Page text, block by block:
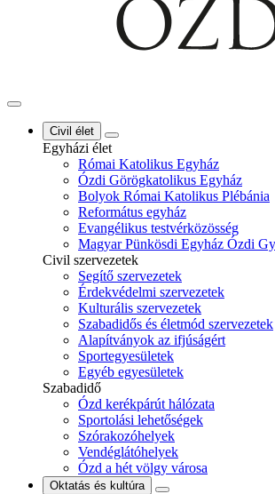
Civil élet
Egyházi élet
Római Katolikus Egyház
Ózdi Görögkatolikus Egyház
Bolyok Római Katolikus Plébánia
Református egyház
Evangélikus testvérközösség
Magyar Pünkösdi Egyház Ózdi
Civil szervezetek
Segítő szervezetek
Érdekvédelmi szervezetek
Kulturális szervezetek
Szabadidős és életmód szervezetek
Alapítványok az ifjúságért
Sportegyesületek
Egyéb egyesületek
Szabadidő
Ózd kerékpárút hálózata
Sportolási lehetőségek
Szórakozóhelyek
Vendéglátóhelyek
Ózd a hét völgy városa
Oktatás és kultúra